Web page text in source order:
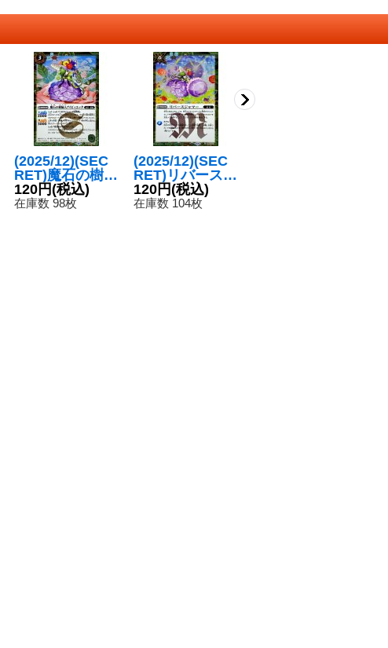
(2025/12)(SEC
RET)魔石の樹婦
人アイビィエッ
タ(BSC47収録)
120円(税込)
在庫数 98枚
(2025/12)(SEC
RET)リバースジ
ャマー(BSC47
収録)【C-SE
120円(税込)
在庫数 104枚